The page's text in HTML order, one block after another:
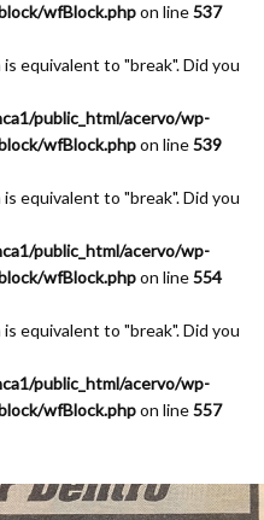
wfBlock.phpon line537
equivalent to "break". Did you
public_html/acervo/wp-
wfBlock.phpon line539
equivalent to "break". Did you
public_html/acervo/wp-
wfBlock.phpon line554
equivalent to "break". Did you
public_html/acervo/wp-
wfBlock.phpon line557
- 13a. Edição - 1995